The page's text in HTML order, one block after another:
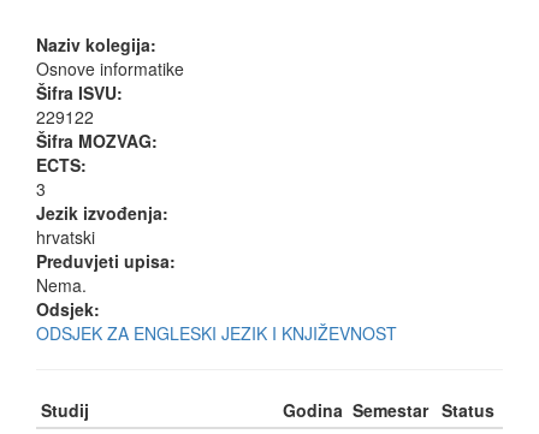
Naziv kolegija:
Osnove informatike
Šifra ISVU:
229122
Šifra MOZVAG:
ECTS:
3
Jezik izvođenja:
hrvatski
Preduvjeti upisa:
Nema.
Odsjek:
ODSJEK ZA ENGLESKI JEZIK I KNJIŽEVNOST
Studij Godina Semestar Status